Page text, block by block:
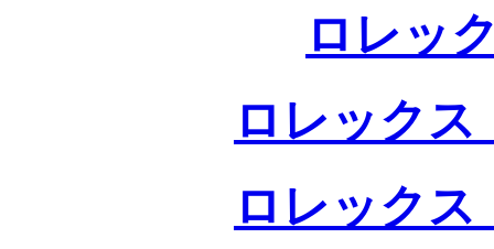
ロレッ
ロレックス
ロレックス